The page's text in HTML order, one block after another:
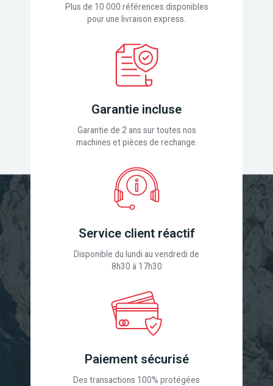
Plus de 10 000 références disponibles
pour une livraison express.
Garantie incluse
Garantie de 2 ans sur toutes nos
machines et pièces de rechange.
Service client réactif
Disponible du lundi au vendredi de
8h30 à 17h30
Paiement sécurisé
Des transactions 100% protégées